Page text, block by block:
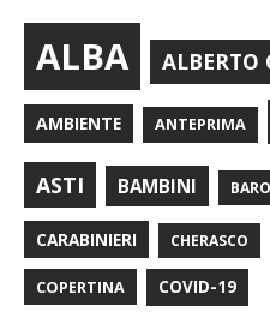
ALBA ALBERTO
AMBIENTE ANTEPRIMA
ASTI BAMBINI
CARABINIERI CHERASCO
COPERTINA COVID-19